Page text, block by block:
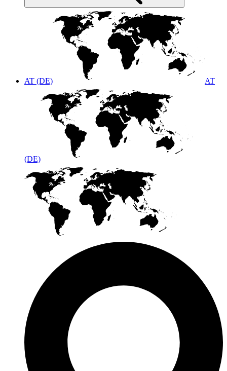
AT (DE) AT
(DE)